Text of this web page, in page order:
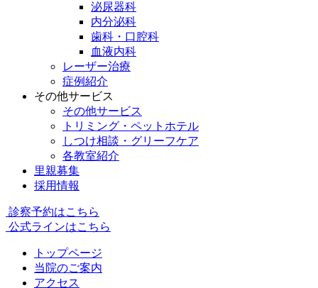
泌尿器科
内分泌科
歯科・口腔科
血液内科
レーザー治療
症例紹介
その他サービス
その他サービス
トリミング・ペットホテル
しつけ相談・グリーフケア
各教室紹介
里親募集
採用情報
診察予約はこちら
公式ラインはこちら
トップページ
当院のご案内
アクセス